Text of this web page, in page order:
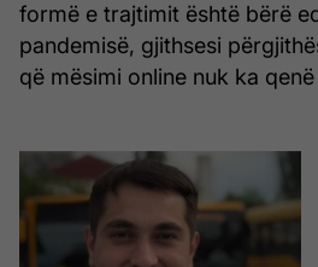
formë e trajtimit është bërë
pandemisë, gjithsesi
që mësimi online nuk ka qenë